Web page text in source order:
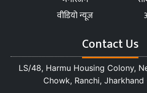
वीडियो न्यूज
Contact Us
LS/48, Harmu Housing Colony,
Chowk, Ranchi,